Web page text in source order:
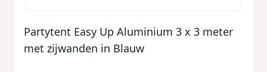
Partytent Easy Up Aluminium 3 x 3 meter
met zijwanden in Blauw